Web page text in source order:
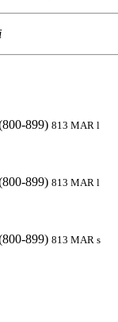
899) 813 MAR l
899) 813 MAR l
899) 813 MAR s